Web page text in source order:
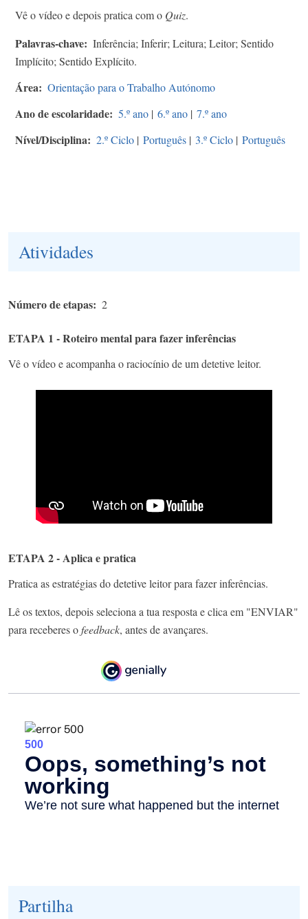
Vê o vídeo e depois pratica com o Quiz.
Palavras-chave
Inferência; Inferir; Leitura; Leitor; Sentido
Implícito; Sentido Explícito.
Área Orientação para o Trabalho Autónomo
Ano de escolaridade 5.º ano | 6.º ano | 7.º ano
Nível/Disciplina 2.º Ciclo | Português | 3.º Ciclo | Português
Atividades
Número de etapas 2
ETAPA 1 - Roteiro mental para fazer inferências
Vê o vídeo e acompanha o raciocínio de um detetive leitor.
ETAPA 2 - Aplica e pratica
Pratica as estratégias do detetive leitor para fazer inferências.
Lê os textos, depois seleciona a tua resposta e clica em "ENVIAR"
para receberes ofeedback, antes de avançares.
Partilha